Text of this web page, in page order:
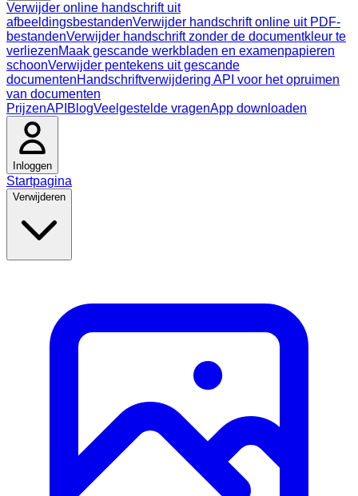
Verwijder online handschrift uit
afbeeldingsbestandenVerwijder handschrift online uit PDF-
bestandenVerwijder handschrift zonder de documentkleur te
verliezenMaak gescande werkbladen en examenpapieren
schoonVerwijder pentekens uit gescande
documentenHandschriftverwijdering API voor het opruimen
van documenten
PrijzenAPI BlogVeelgestelde vragenApp downloaden
Inloggen
Startpagina
Verwijderen